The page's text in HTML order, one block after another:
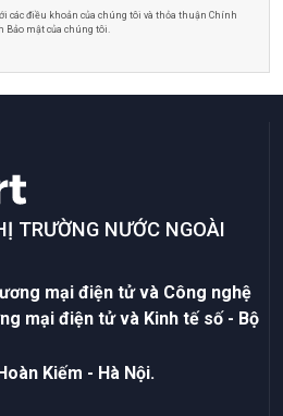
các điều khoản của chúng tôi và thỏa thuận Chính
Bảo mật của chúng tôi.
TRƯỜNG NƯỚC NGOÀI
mại điện tử và Công nghệ
mại điện tử và Kinh tế số - Bộ
Kiếm - Hà Nội.